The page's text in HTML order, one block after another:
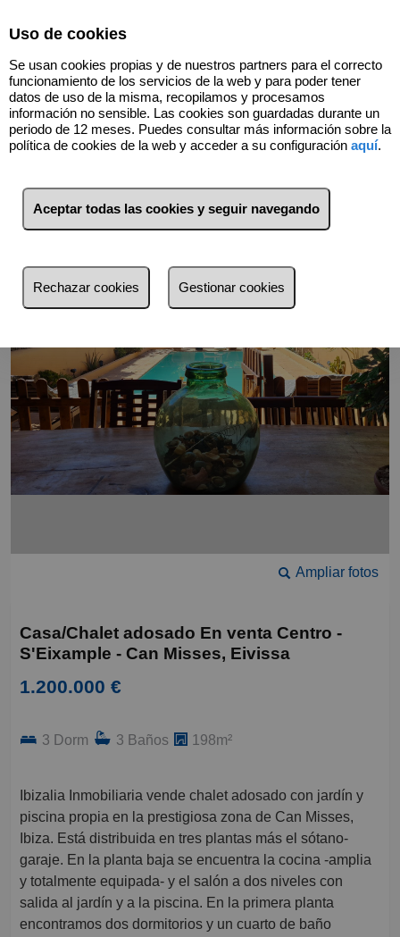
Volver
Ampliar fotos
Casa/Chalet adosado En venta Centro -
S'Eixample - Can Misses, Eivissa
1.200.000 €
3 Dorm 3 Baños 198m²
piscina propia en la prestigiosa zona de Can Misses,
Ibiza. Está distribuida en tres plantas más el sótano-
garaje. En la planta baja se encuentra la cocina -amplia
y totalmente equipada- y el salón a dos niveles con
salida al jardín y a la piscina. En la primera planta
encontramos dos dormitorios y un cuarto de baño
Uso de cookies
Se usan cookies propias y de nuestros partners para el correcto
funcionamiento de los servicios de la web y para poder tener
datos de uso de la misma, recopilamos y procesamos
información no sensible. Las cookies son guardadas durante un
periodo de 12 meses. Puedes consultar más información sobre la
política de cookies de la web y acceder a su configuración aquí.
Aceptar todas las cookies y seguir navegando
Rechazar cookies Gestionar cookies